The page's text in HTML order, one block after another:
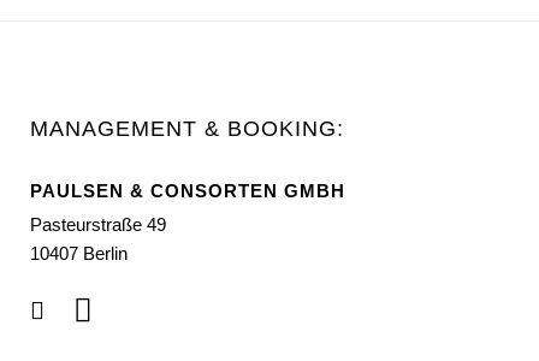
MANAGEMENT & BOOKING:
PAULSEN & CONSORTEN GMBH
Pasteurstraße 49
10407 Berlin